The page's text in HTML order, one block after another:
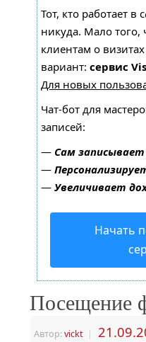
Тот, кто работает в
никуда. Мало того,
клиентам о
вариант: сервис
Для новых
Чат-бот для
записей:
— Сам
—
— Увеличивает
Начать
Посещение
Автор:vickt |